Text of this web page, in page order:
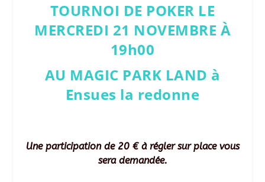
TOURNOI DE POKER LE
MERCREDI 21 NOVEMBRE À
19h00
AU MAGIC PARK LAND à
Ensues la redonne
Une participation de 20 € à régler sur place vous
sera demandée.